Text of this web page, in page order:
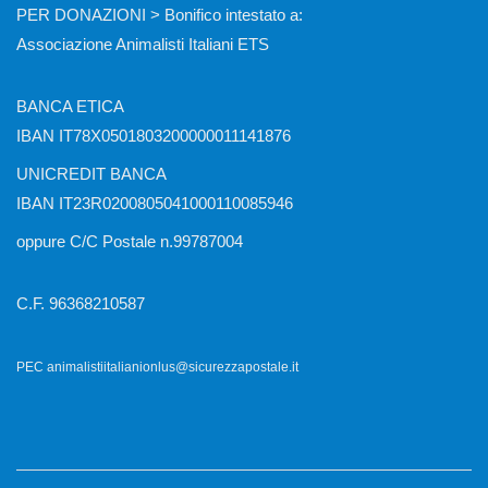
PER DONAZIONI > Bonifico intestato a:
Associazione Animalisti Italiani ETS
BANCA ETICA
IBAN IT78X0501803200000011141876
UNICREDIT BANCA
IBAN IT23R0200805041000110085946
oppure C/C Postale n.99787004
C.F. 96368210587
PEC animalistiitalianionlus@sicurezzapostale.it